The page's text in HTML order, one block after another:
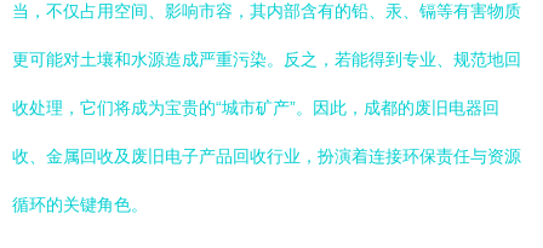
当，不仅占用空间、影响市容，其内部含有的铅、汞、镉等有害物质
更可能对土壤和水源造成严重污染。反之，若能得到专业、规范地回
收处理，它们将成为宝贵的“城市矿产”。因此，成都的废旧电器回
收、金属回收及废旧电子产品回收行业，扮演着连接环保责任与资源
循环的关键角色。